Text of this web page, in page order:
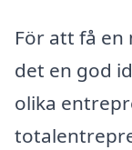
För att få
det en god
olika